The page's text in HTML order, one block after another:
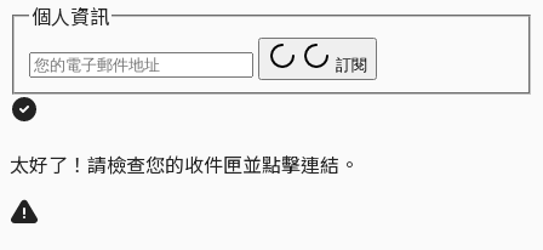
個人資訊
訂閱
太好了！請檢查您的收件匣並點擊連結。